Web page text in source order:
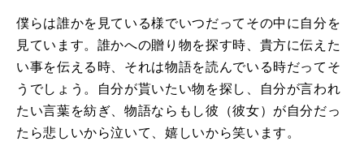
僕らは誰かを見ている様でいつだってその中に自分を
見ています。誰かへの贈り物を探す時、貴方に伝えた
い事を伝える時、それは物語を読んでいる時だってそ
うでしょう。自分が貰いたい物を探し、自分が言われ
たい言葉を紡ぎ、物語ならもし彼（彼女）が自分だっ
たら悲しいから泣いて、嬉しいから笑います。